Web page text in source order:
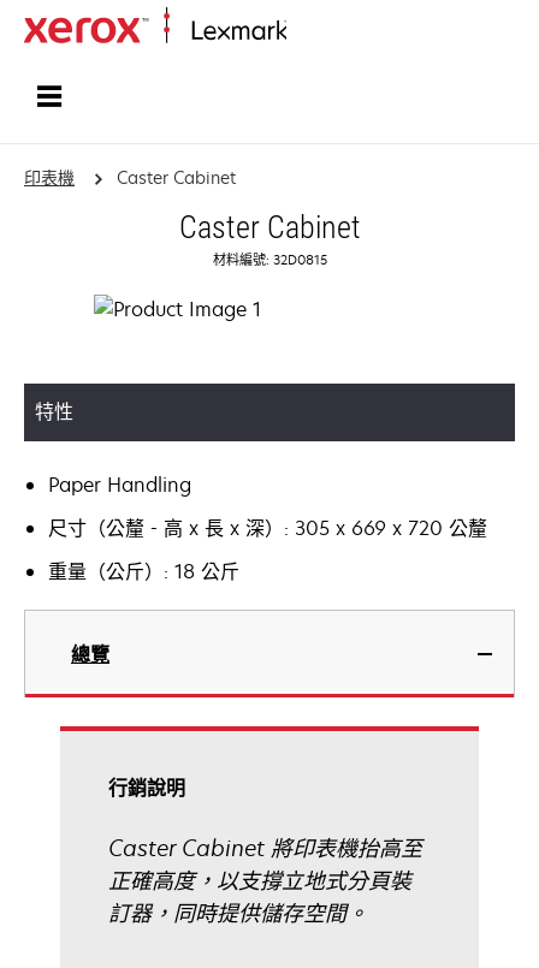
印表機 Caster Cabinet
Caster Cabinet
材料編號: 32D0815
特性
Paper Handling
尺寸（公釐 - 高 x 長 x 深）: 305 x 669 x 720 公釐
重量（公斤）: 18 公斤
總覽
行銷說明
Caster Cabinet 將印表機抬高至
正確高度，以支撐立地式分頁裝
訂器，同時提供儲存空間。